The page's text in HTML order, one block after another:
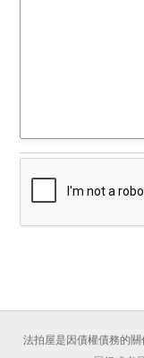
法拍屋是因債權債務的